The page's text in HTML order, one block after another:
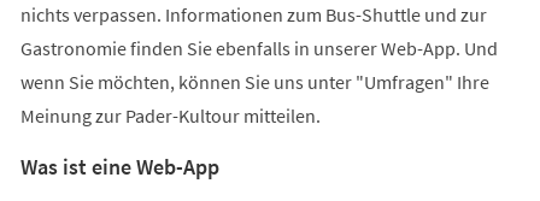
nichts verpassen. Informationen zum Bus-Shuttle und zur
Gastronomie finden Sie ebenfalls in unserer Web-App. Und
wenn Sie möchten, können Sie uns unter "Umfragen" Ihre
Meinung zur Pader-Kultour mitteilen.
Was ist eine Web-App